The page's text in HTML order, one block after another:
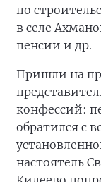
по
в селе
пенсии и др.
Пришли на
конфессий:
обратился с
настоятель